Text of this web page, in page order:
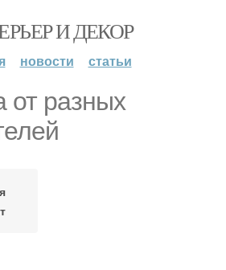
И ДЕКОР
новости статьи
от разных